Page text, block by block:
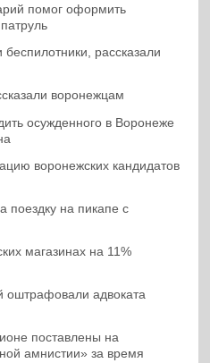
помог оформить
беспилотники, рассказали
воронежцам
осужденного в Воронеже
воронежских кандидатов
поездку на пикапе с
магазинах на 11%
оштрафовали адвоката
поставлены на
амнистии» за время